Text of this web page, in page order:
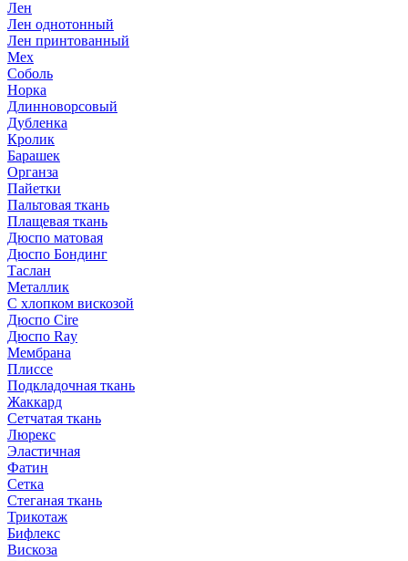
Лен
Лен однотонный
Лен принтованный
Мех
Соболь
Норка
Длинноворсовый
Дубленка
Кролик
Барашек
Органза
Пайетки
Пальтовая ткань
Плащевая ткань
Дюспо матовая
Дюспо Бондинг
Таслан
Металлик
С хлопком вискозой
Дюспо Cire
Дюспо Ray
Мембрана
Плиссе
Подкладочная ткань
Жаккард
Сетчатая ткань
Люрекс
Эластичная
Фатин
Сетка
Стеганая ткань
Трикотаж
Бифлекс
Вискоза